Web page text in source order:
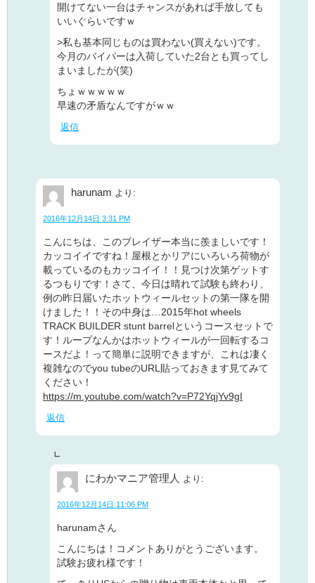
開けてない一台はチャンスがあれば手放しても
いいぐらいですｗ
>私も基本同じものは買わない(買えない)です。
今月のバイパーは入荷していた2台とも買ってし
まいましたが(笑)
ちょｗｗｗｗｗ
早速の矛盾なんですがｗｗ
返信
harunam より:
2016年12月14日 3:31 PM
こんにちは、このブレイザー本当に羨ましいです！
カッコイイですね！屋根とかリアにいろいろ荷物が
載っているのもカッコイイ！！見つけ次第ゲットす
るつもりです！さて、今日は晴れて試験も終わり、
例の昨日届いたホットウィールセットの第一隊を開
けました！！その中身は…2015年hot wheels
TRACK BUILDER stunt barrelというコースセットで
す！ループなんかはホットウィールが一回転するコ
ースだよ！って簡単に説明できますが、これは凄く
複雑なのでyou tubeのURL貼っておきます見てみて
ください！
https://m.youtube.com/watch?v=P72YqjYv9gI
返信
にわかマニア管理人 より:
2016年12月14日 11:06 PM
harunamさん
こんにちは！コメントありがとうございます。
試験お疲れ様です！